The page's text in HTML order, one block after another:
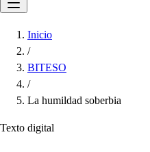
Inicio
/
BITESO
/
La humildad soberbia
Texto digital